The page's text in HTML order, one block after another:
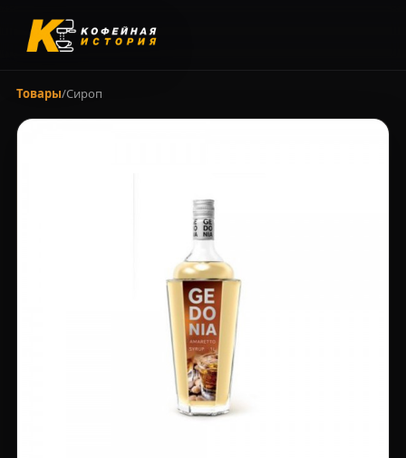
Товары/Сироп